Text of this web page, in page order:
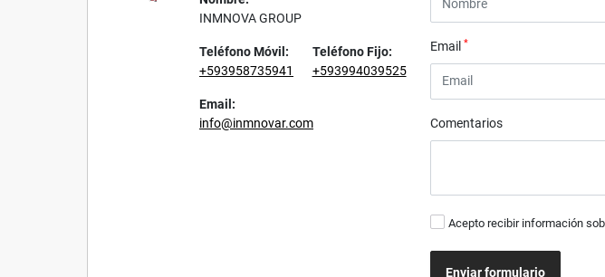
INMNOVA GROUP
Teléfono Móvil:
+593958735941
Teléfono Fijo:
+593994039525
Email:
info@inmnovar.com
Email*
Comentarios
Acepto recibir información
Enviar formulario